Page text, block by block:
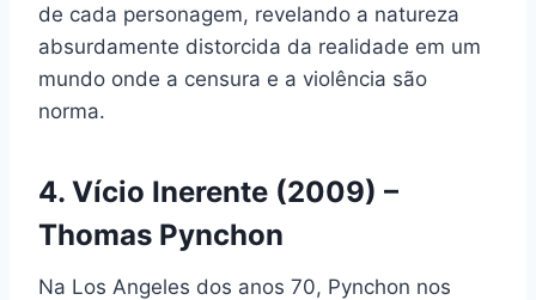
de cada personagem, revelando a natureza
absurdamente distorcida da realidade em um
mundo onde a censura e a violência são
norma.
4. Vício Inerente (2009) –
Thomas Pynchon
Na Los Angeles dos anos 70, Pynchon nos